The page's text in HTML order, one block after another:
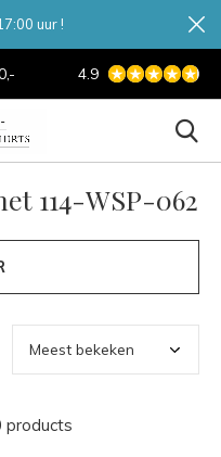
7 Dagen Per
4.9
uur !
114-WSP-062
products